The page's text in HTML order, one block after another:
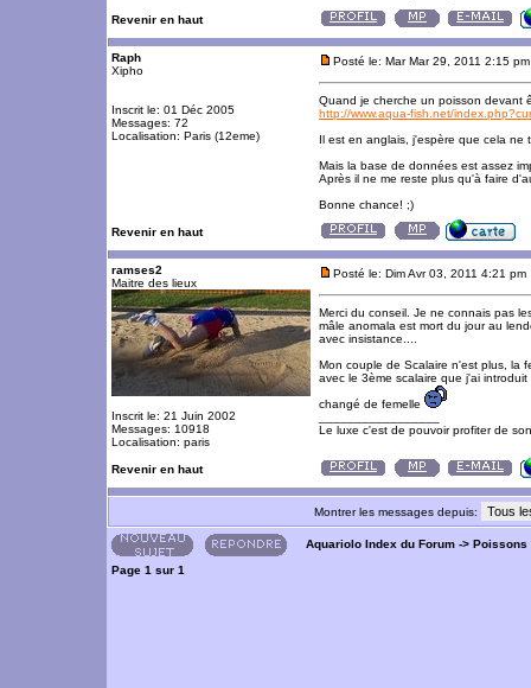
Revenir en haut
Raph
Xipho
Inscrit le: 01 Déc 2005
Messages: 72
Localisation: Paris (12eme)
Posté le: Mar Mar 29, 2011 2:15 pm
Quand je cherche un poisson devant
http://www.aqua-fish.net/
Il est en anglais, j'espère que cela ne
Mais la base de données est assez
Après il ne me reste plus qu'à faire
Bonne chance! ;)
Revenir en haut
ramses2
Maitre des lieux
Inscrit le: 21 Juin 2002
Messages: 10918
Localisation: paris
Posté le: Dim Avr 03, 2011 4:21 pm
Merci du conseil. Je ne connais pas
mâle anomala est mort du jour au
avec insistance....
Mon couple de Scalaire n'est plus, la
avec le 3ème scalaire que j'ai
changé de femelle
Le luxe c'est de pouvoir profiter de
Revenir en haut
Montrer les messages depuis:
Aquariolo Index du Forum -> Poissons
Page 1 sur 1